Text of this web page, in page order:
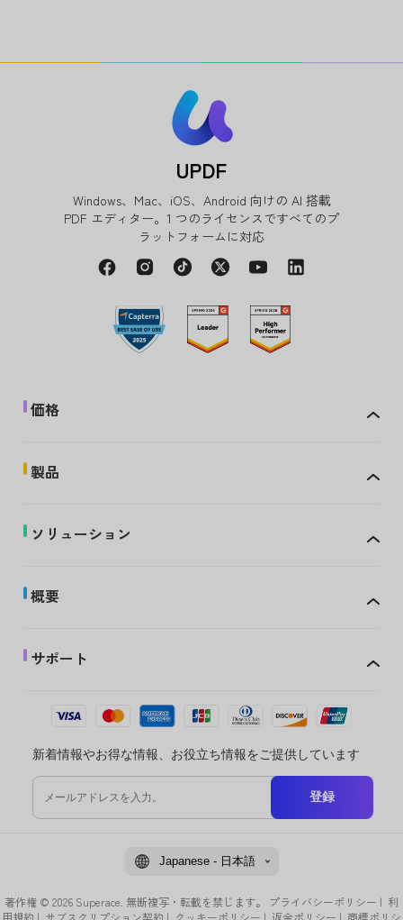
UPDF
Windows、Mac、iOS、Android 向けの AI 搭載
PDF エディター。1 つのライセンスですべてのプ
ラットフォームに対応
価格
製品
ソリューション
概要
サポート
新着情報やお得な情報、お役立ち情報をご提供しています
登録
Japanese - 日本語
著作権 © 2026 Superace. 無断複写・転載を禁じます。 プライバシーポリシー | 利